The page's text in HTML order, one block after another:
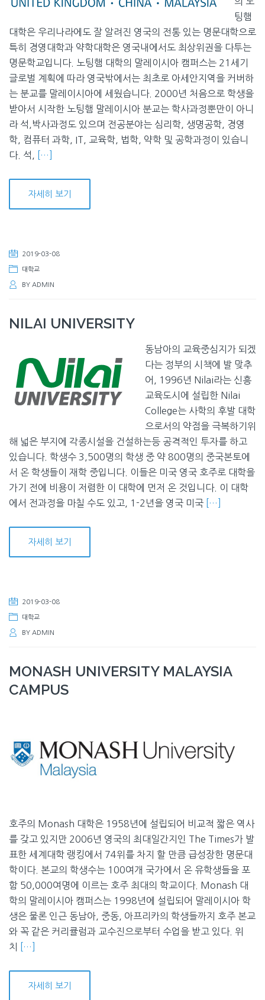
팅햄
대학은 우리나라에도 잘 알려진 영국의 전통 있는 명문대학으로
특히 경영대학과 약학대학은 영국내에서도 최상위권을 다투는
명문학교입니다. 노팅햄 대학의 말레이시아 캠퍼스는 21세기
글로벌 계획에 따라 영국밖에서는 최초로 아세안지역을 커버하
는 분교를 말레이시아에 세웠습니다. 2000년 처음으로 학생을
받아서 시작한 노팅햄 말레이시아 분교는 학사과정뿐만이 아니
라 석,박사과정도 있으며 전공분야는 심리학, 생명공학, 경영
학, 컴퓨터 과학, IT, 교육학, 법학, 약학 및 공학과정이 있습니
다. 석,
[…]
자세히 보기
2019-03-08
대학교
BY ADMIN
NILAI UNIVERSITY
동남아의 교육중심지가 되겠
다는 정부의 시책에 발 맞추
어, 1996년 Nilai라는 신흥
교육도시에 설립한 Nilai
College는 사학의 후발 대학
으로서의 약점을 극복하기위
해 넓은 부지에 각종시설을 건설하는등 공격적인 투자를 하고
있습니다. 학생수 3,500명의 학생 중 약 800명의 중국본토에
서 온 학생들이 재학 중입니다. 이들은 미국 영국 호주로 대학을
가기 전에 비용이 저렴한 이 대학에 먼저 온 것입니다. 이 대학
에서 전과정을 마칠 수도 있고, 1-2년을 영국 미국
[…]
자세히 보기
2019-03-08
대학교
BY ADMIN
MONASH UNIVERSITY MALAYSIA
CAMPUS
호주의 Monash 대학은 1958년에 설립되어 비교적 짧은 역사
를 갖고 있지만 2006년 영국의 최대일간지인 The Times가 발
표한 세계대학 랭킹에서 74위를 차지 할 만큼 급성장한 명문대
학이다. 본교의 학생수는 100여개 국가에서 온 유학생들을 포
함 50,000여명에 이르는 호주 최대의 학교이다. Monash 대
학의 말레이시아 캠퍼스는 1998년에 설립되어 말레이시아 학
생은 물론 인근 동남아, 중동, 아프리카의 학생들까지 호주 본교
와 꼭 같은 커리큘럼과 교수진으로부터 수업을 받고 있다. 위
치
[…]
자세히 보기